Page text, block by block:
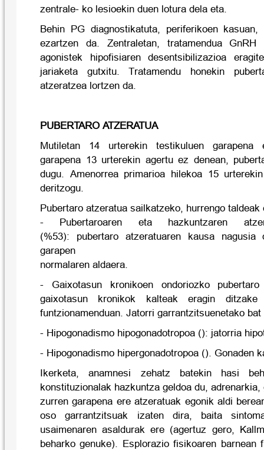
zentrale- ko lesioekin duen lotura dela eta.
Behin PG diagnostikatuta, periferikoen kasuan,
ezartzen da. Zentraletan, tratamendua
agonistek hipofisiaren desentsibilizazioa
jariaketa gutxitu. Tratamendu honekin
atzeratzea lortzen da.
PUBERTARO ATZERATUA
Mutiletan 14 urterekin testikuluen garapena
garapena 13 urterekin agertu ez denean,
dugu. Amenorrea primarioa hilekoa 15
deritzogu.
Pubertaro atzeratua sailkatzeko, hurrengo taldeak
- Pubertaroaren eta hazkuntzaren
(%53): pubertaro atzeratuaren kausa
garapen
normalaren aldaera.
- Gaixotasun kronikoen ondoriozko
gaixotasun kronikok kalteak eragin ditzake
funtzionamenduan. Jatorri garrantzitsuenetako
- Hipogonadismo hipogonadotropoa (): jatorria
- Hipogonadismo hipergonadotropoa (). Gonaden
Ikerketa, anamnesi zehatz batekin hasi
konstituzionalak hazkuntza geldoa du,
zurren garapena ere atzeratuak egonik aldi
oso garrantzitsuak izaten dira, baita
usaimenaren asaldurak ere (agertuz gero,
beharko genuke). Esplorazio fisikoaren barnean